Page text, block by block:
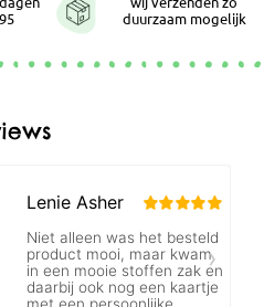
duurzaam mogelijk